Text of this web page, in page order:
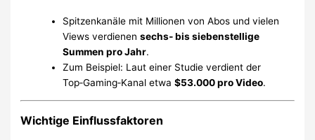
Spitzenkanäle mit Millionen von Abos und vielen
Views verdienensechs‑ bis siebenstellige
Summen pro Jahr.
Zum Beispiel: Laut einer Studie verdient der
Top‑Gaming‑Kanal etwa$53.000 pro Video.
Wichtige Einflussfaktoren